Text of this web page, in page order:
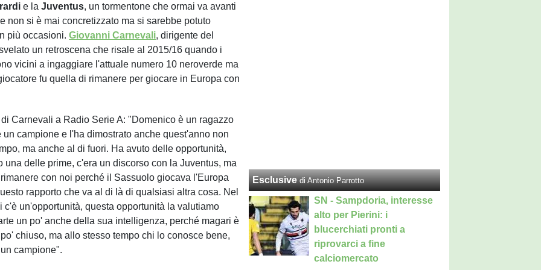
e laJuventus, un tormentone che ormai va avanti
non si è mai concretizzato ma si sarebbe potuto
più occasioni.Giovanni Carnevali, dirigente del
un retroscena che risale al 2015/16 quando i
vicini a ingaggiare l'attuale numero 10 neroverde ma
fu quella di rimanere per giocare in Europa con
Carnevali a Radio Serie A: "Domenico è un ragazzo
un campione e l'ha dimostrato anche quest'anno non
ma anche al di fuori. Ha avuto delle opportunità,
una delle prime, c'era un discorso con la Juventus, ma
con noi perché il Sassuolo giocava l'Europa
rapporto che va al di là di qualsiasi altra cosa. Nel
c'è un'opportunità, questa opportunità la valutiamo
un po' anche della sua intelligenza, perché magari è
chiuso, ma allo stesso tempo chi lo conosce bene,
campione".
Esclusive di Antonio Parrotto
SN - Sampdoria, interesse
alto per Pierini: i
blucerchiati pronti a
riprovarci a fine
calciomercato